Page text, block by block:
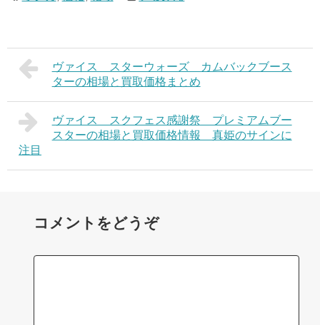
ヴァイス スターウォーズ カムバックブース
ターの相場と買取価格まとめ
ヴァイス スクフェス感謝祭 プレミアムブー
スターの相場と買取価格情報 真姫のサインに
注目
コメントをどうぞ